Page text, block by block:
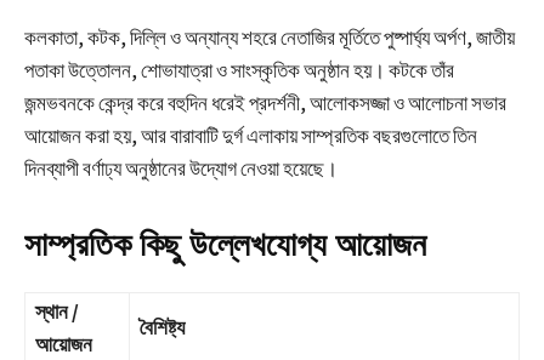
কলকাতা, কটক, দিল্লি ও অন্যান্য শহরে নেতাজির মূর্তিতে পুষ্পার্ঘ্য অর্পণ, জাতীয়
পতাকা উত্তোলন, শোভাযাত্রা ও সাংস্কৃতিক অনুষ্ঠান হয়। কটকে তাঁর
জন্মভবনকে কেন্দ্র করে বহুদিন ধরেই প্রদর্শনী, আলোকসজ্জা ও আলোচনা সভার
আয়োজন করা হয়, আর বারাবাটি দুর্গ এলাকায় সাম্প্রতিক বছরগুলোতে তিন
দিনব্যাপী বর্ণাঢ্য অনুষ্ঠানের উদ্যোগ নেওয়া হয়েছে।
সাম্প্রতিক কিছু উল্লেখযোগ্য আয়োজন
স্থান /
আয়োজন
বৈশিষ্ট্য